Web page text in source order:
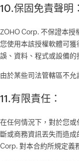
10.保固免責聲明：
ZOHO Corp. 不保證本
您使用本該授權軟體可
誤、資料、程式或設備的
由於某些司法管轄區不
11.有限責任：
在任何情況下，對於您
斷或商務資訊丟失而造
Corp. 對本合約所規定義